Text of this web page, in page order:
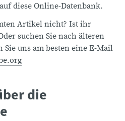
diese Online-Datenbank.
Artikel nicht? Ist ihr
suchen Sie nach älteren
uns am besten eine E-Mail
die